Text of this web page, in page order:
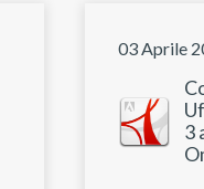
03 Aprile
3